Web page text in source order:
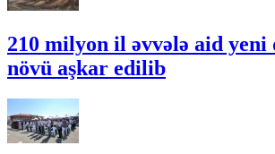
210 milyon il əvvələ aid yeni
növü aşkar edilib